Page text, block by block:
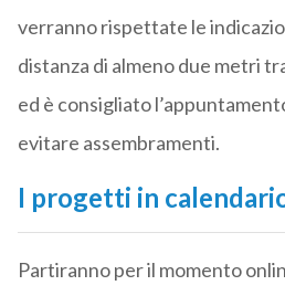
verranno rispettate le
distanza di almeno due metri
ed è consigliato
evitare assembramenti.
I progetti in
Partiranno per il momento